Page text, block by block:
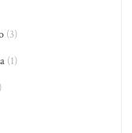
(3)
(1)